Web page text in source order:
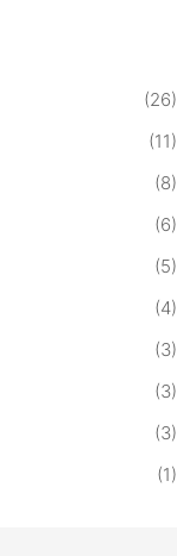
(26)
(11)
(8)
(6)
(5)
(4)
(3)
(3)
(3)
(1)